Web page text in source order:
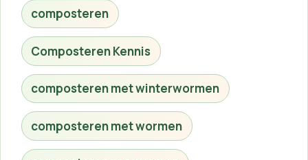
composteren
Composteren Kennis
composteren met winterwormen
composteren met wormen